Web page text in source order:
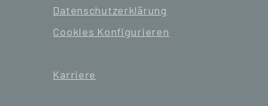
Datenschutzerklärung
Cookies Konfigurieren
Karriere